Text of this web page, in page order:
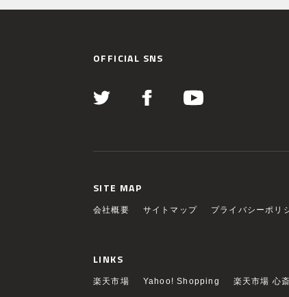
OFFICIAL SNS
SITE MAP
会社概要 サイトマップ プライバシーポリ
LINKS
楽天市場 Yahoo! Shopping 楽天市場 心